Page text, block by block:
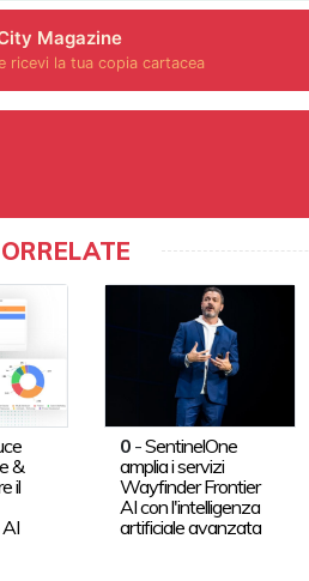
Magazine
ricevi la tua copia cartacea
&
il
0 -SentinelOne
amplia i servizi
Wayfinder Frontier
AI con l'intelligenza
artificiale avanzata